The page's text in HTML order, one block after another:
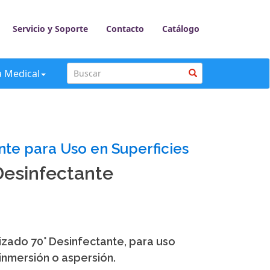
Servicio y Soporte Contacto Catálogo
Medical
para Uso en Superficies
70° Desinfectante, para uso
o aspersión.